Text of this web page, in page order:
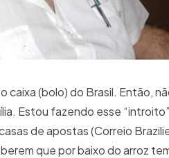
caixa (bolo) do Brasil. Então,
Estou fazendo esse
de apostas (Correio
que por baixo do arroz